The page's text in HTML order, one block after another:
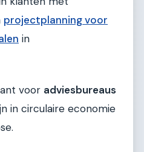
projectplanning voor
in
voor adviesbureaus
in circulaire economie